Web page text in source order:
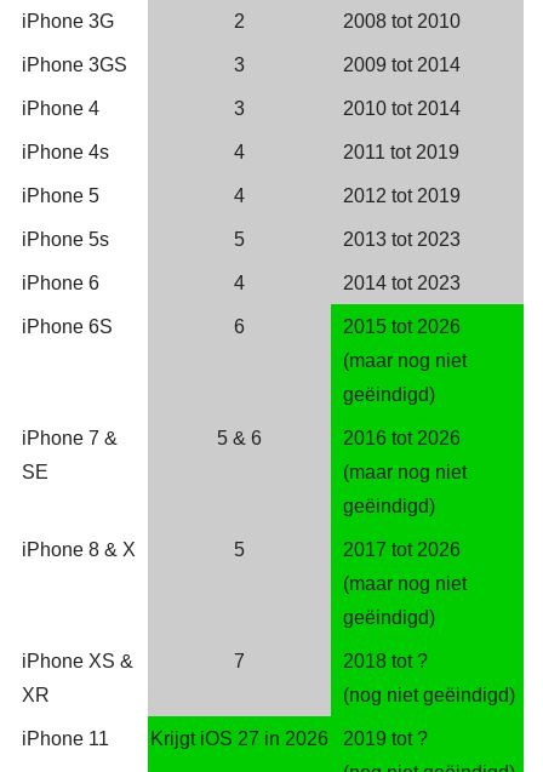
iPhone 3G
2
2008 tot 2010
iPhone 3GS
3
2009 tot 2014
iPhone 4
3
2010 tot 2014
iPhone 4s
4
2011 tot 2019
iPhone 5
4
2012 tot 2019
iPhone 5s
5
2013 tot 2023
iPhone 6
4
2014 tot 2023
iPhone 6S
6
2015 tot 2026
(maar nog niet
geëindigd)
iPhone 7 &
SE
5 & 6
2016 tot 2026
(maar nog niet
geëindigd)
iPhone 8 & X
5
2017 tot 2026
(maar nog niet
geëindigd)
iPhone XS &
XR
7
2018 tot ?
(nog niet geëindigd)
iPhone 11
Krijgt iOS 27 in 2026
2019 tot ?